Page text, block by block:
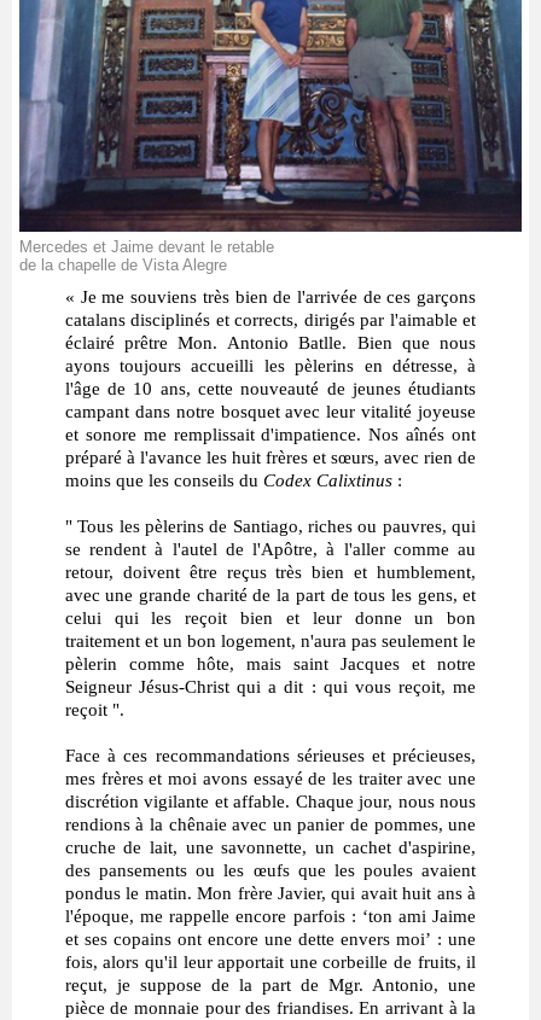
Mercedes et Jaime devant le retable
de la chapelle de Vista Alegre
« Je me souviens très bien de l'arrivée de ces garçons
catalans disciplinés et corrects, dirigés par l'aimable et
éclairé prêtre Mon. Antonio Batlle. Bien que nous
ayons toujours accueilli les pèlerins en détresse, à
l'âge de 10 ans, cette nouveauté de jeunes étudiants
campant dans notre bosquet avec leur vitalité joyeuse
et sonore me remplissait d'impatience. Nos aînés ont
préparé à l'avance les huit frères et sœurs, avec rien de
moins que les conseils du
Codex Calixtinus:
" Tous les pèlerins de Santiago, riches ou pauvres, qui
se rendent à l'autel de l'Apôtre, à l'aller comme au
retour, doivent être reçus très bien et humblement,
avec une grande charité de la part de tous les gens, et
celui qui les reçoit bien et leur donne un bon
traitement et un bon logement, n'aura pas seulement le
pèlerin comme hôte, mais saint Jacques et notre
Seigneur Jésus-Christ qui a dit : qui vous reçoit, me
reçoit ".
Face à ces recommandations sérieuses et précieuses,
mes frères et moi avons essayé de les traiter avec une
discrétion vigilante et affable. Chaque jour, nous nous
rendions à la chênaie avec un panier de pommes, une
cruche de lait, une savonnette, un cachet d'aspirine,
des pansements ou les œufs que les poules avaient
pondus le matin. Mon frère Javier, qui avait huit ans à
l'époque, me rappelle encore parfois : ‘ton ami Jaime
et ses copains ont encore une dette envers moi’ : une
fois, alors qu'il leur apportait une corbeille de fruits, il
reçut, je suppose de la part de Mgr. Antonio, une
pièce de monnaie pour des friandises. En arrivant à la